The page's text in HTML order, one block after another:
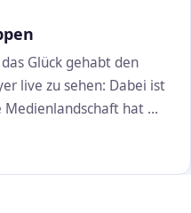
Glück gehabt den
live zu sehen: Dabei ist
Medienlandschaft hat …